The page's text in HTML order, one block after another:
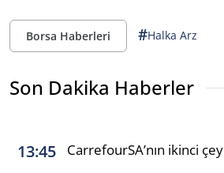
Borsa Haberleri #Halka Arz
Son Dakika Haberler
13:45 CarrefourSA’nın ikinci